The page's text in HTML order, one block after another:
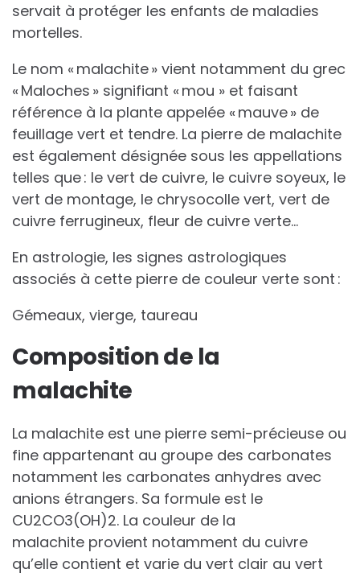
servait à protéger les enfants de maladies
mortelles.
Le nom « malachite » vient notamment du grec
« Maloches » signifiant « mou » et faisant
référence à la plante appelée « mauve » de
feuillage vert et tendre. La pierre de malachite
est également désignée sous les appellations
telles que : le vert de cuivre, le cuivre soyeux, le
vert de montage, le chrysocolle vert, vert de
cuivre ferrugineux, fleur de cuivre verte…
En astrologie, les signes astrologiques
associés à cette pierre de couleur verte sont :
Gémeaux, vierge, taureau
Composition de la
malachite
La malachite est une pierre semi-précieuse ou
fine appartenant au groupe des carbonates
notamment les carbonates anhydres avec
anions étrangers. Sa formule est le
CU2CO3(OH)2. La couleur de la
malachite provient notamment du cuivre
qu’elle contient et varie du vert clair au vert